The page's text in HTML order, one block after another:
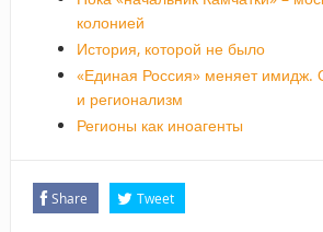
колонией
История, которой не было
«Единая Россия» меняет имидж.
и регионализм
Регионы как иноагенты
Share Tweet